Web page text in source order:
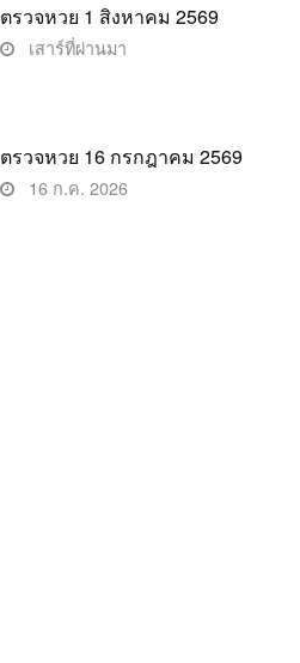
ตรวจหวย 1 สิงหาคม 2569
เสาร์ที่ผ่านมา
ตรวจหวย 16 กรกฎาคม 2569
16 ก.ค. 2026